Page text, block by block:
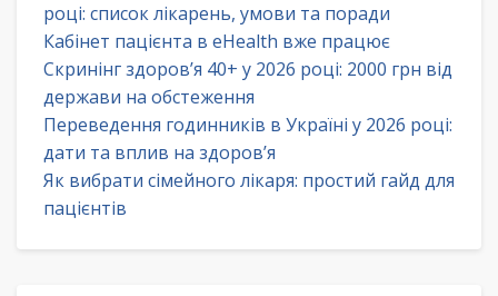
році: список лікарень, умови та поради
Кабінет пацієнта в eHealth вже працює
Скринінг здоров’я 40+ у 2026 році: 2000 грн від
держави на обстеження
Переведення годинників в Україні у 2026 році:
дати та вплив на здоров’я
Як вибрати сімейного лікаря: простий гайд для
пацієнтів